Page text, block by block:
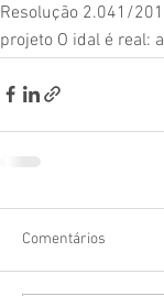
Resolução 2.041/
projeto O idal é real:
Comentários